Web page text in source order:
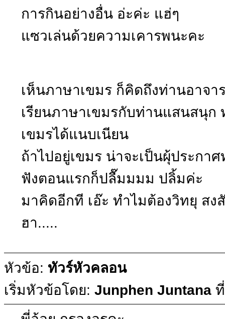
การกินอย่างอื่น อ่ะค่ะ แฮ่ๆ
แซวเล่นด้วยความเคารพนะคะ
เห็นภาษาเขมร ก็คิดถึงท่านอาจ
เรียนภาษาเขมรกับท่านแสนสนุ
เขมรได้แนบเนียน
ถ้าไปอยู่เขมร น่าจะเป็นผุ้ประกา
ฟังตอนแรกก็ปลื๊มมมม ปลิ้มค่ะ
มาคิดอีกที เอ๊ะ ทำไมต้องวิทยุ สง
ฮา.....
หัวข้อ: ทัวร์หัวคลอน
เริ่มหัวข้อโดย: Junphen Juntana